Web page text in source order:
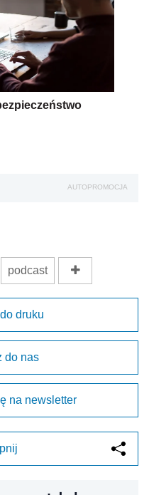
AUTOPROMOCJA
podcast
druku
do nas
na newsletter